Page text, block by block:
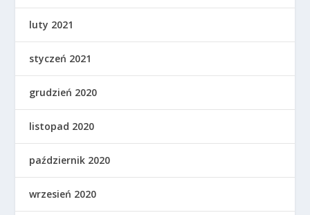
luty 2021
styczeń 2021
grudzień 2020
listopad 2020
październik 2020
wrzesień 2020